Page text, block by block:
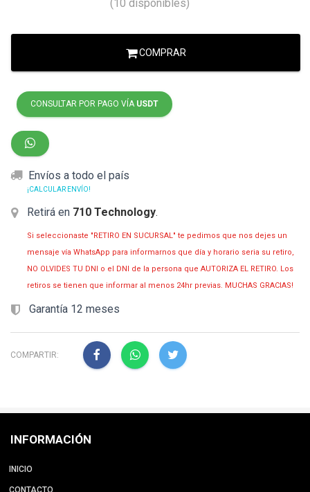
(10 disponibles)
COMPRAR
CONSULTAR POR PAGO VÍA USDT
Envíos a todo el país
¡CALCULAR ENVÍO!
Retirá en 710 Technology.
Si seleccionaste "RETIRO EN SUCURSAL" te pedimos que nos dejes un
mensaje vía WhatsApp para informarnos que día y horario seria su retiro,
NO OLVIDES TU DNI o el DNI de la persona que AUTORIZA EL RETIRO. Los
retiros se tienen que informar al menos 24hr previas. MUCHAS GRACIAS!
Garantía 12 meses
COMPARTIR:
INFORMACIÓN
INICIO